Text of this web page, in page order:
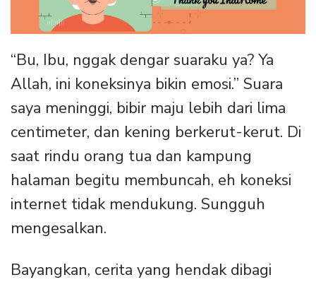
“Bu, Ibu, nggak dengar suaraku ya? Ya
Allah, ini koneksinya bikin emosi.” Suara
saya meninggi, bibir maju lebih dari lima
centimeter, dan kening berkerut-kerut. Di
saat rindu orang tua dan kampung
halaman begitu membuncah, eh koneksi
internet tidak mendukung. Sungguh
mengesalkan.
Bayangkan, cerita yang hendak dibagi